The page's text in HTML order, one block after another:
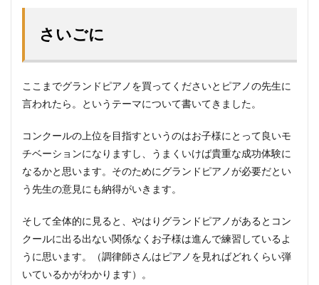
さいごに
ここまでグランドピアノを買ってくださいとピアノの先生に
言われたら。というテーマについて書いてきました。
コンクールの上位を目指すというのはお子様にとって良いモ
チベーションになりますし、うまくいけば貴重な成功体験に
なるかと思います。そのためにグランドピアノが必要だとい
う先生の意見にも納得がいきます。
そして全体的に見ると、やはりグランドピアノがあるとコン
クールに出る出ない関係なくお子様は進んで練習しているよ
うに思います。（調律師さんはピアノを見ればどれくらい弾
いているかがわかります）。